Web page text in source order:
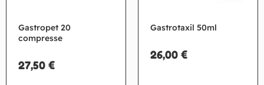
Gastropet 20
compresse
27,50 €
Gastrotaxil 50ml
26,00 €